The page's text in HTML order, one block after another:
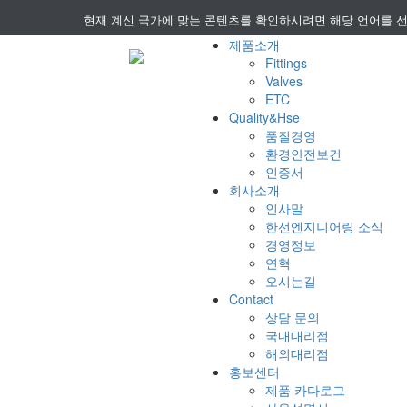
현재 계신 국가에 맞는 콘텐츠를 확인하시려면 해당 언어를
제품소개
Fittings
Valves
ETC
Quality&Hse
품질경영
환경안전보건
인증서
회사소개
인사말
한선엔지니어링 소식
경영정보
연혁
오시는길
Contact
상담 문의
국내대리점
해외대리점
홍보센터
제품 카다로그